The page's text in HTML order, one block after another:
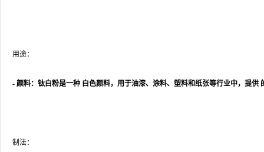
用途：
- 颜料：钛白粉是一种 白色颜料，用于油漆、涂料、塑料和纸张等行业中，提供
制法：